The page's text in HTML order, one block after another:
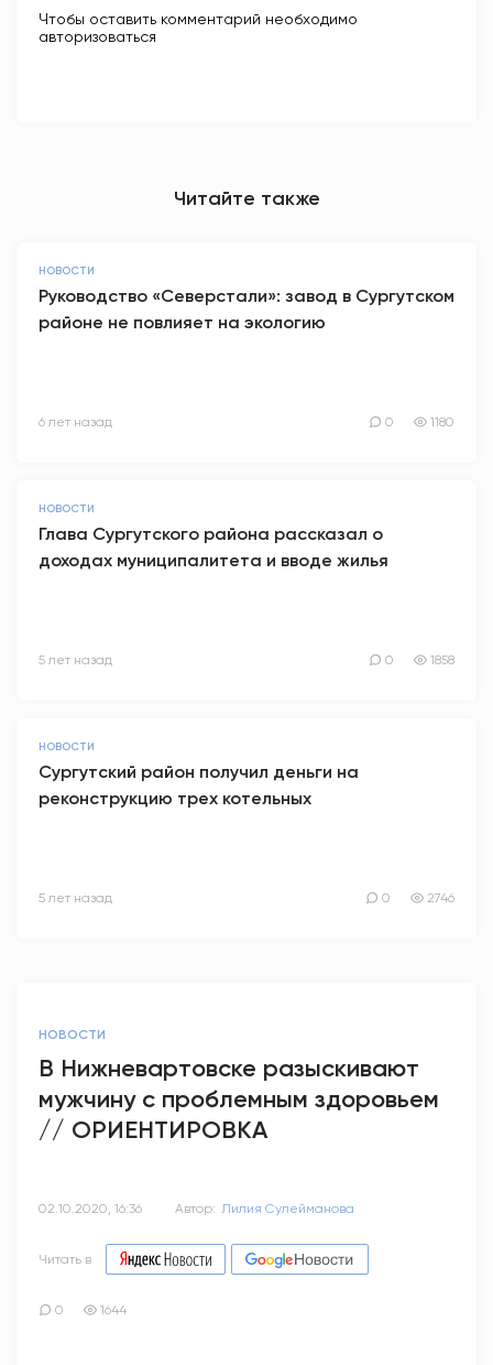
Чтобы оставить комментарий необходимо
авторизоваться
Читайте также
НОВОСТИ
Руководство «Северстали»: завод в Сургутском
районе не повлияет на экологию
6 лет назад 0 1180
НОВОСТИ
Глава Сургутского района рассказал о
доходах муниципалитета и вводе жилья
5 лет назад 0 1858
НОВОСТИ
Сургутский район получил деньги на
реконструкцию трех котельных
5 лет назад 0 2746
НОВОСТИ
В Нижневартовске разыскивают
мужчину с проблемным здоровьем
// ОРИЕНТИРОВКА
02.10.2020, 16:36 Автор: Лилия Сулейманова
Читать в
0 1644